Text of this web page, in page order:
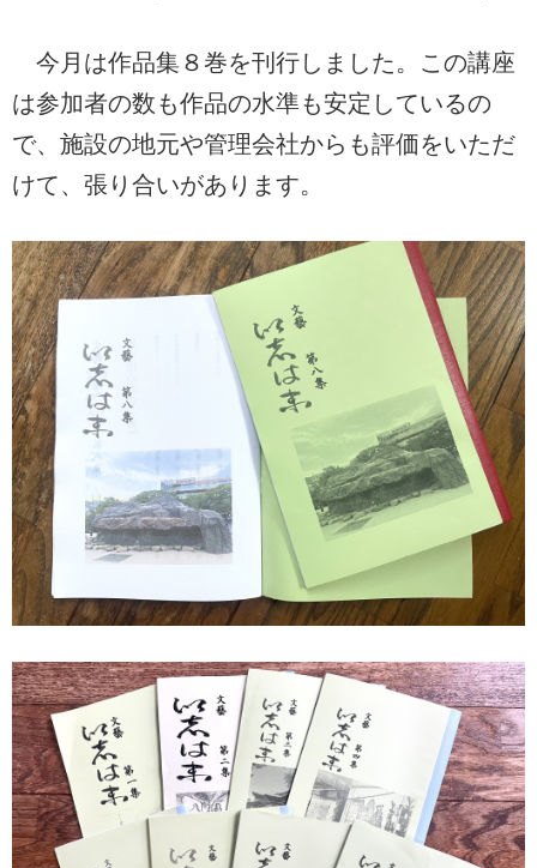
今月は作品集８巻を刊行しました。この講座
は参加者の数も作品の水準も安定しているの
で、施設の地元や管理会社からも評価をいただ
けて、張り合いがあります。